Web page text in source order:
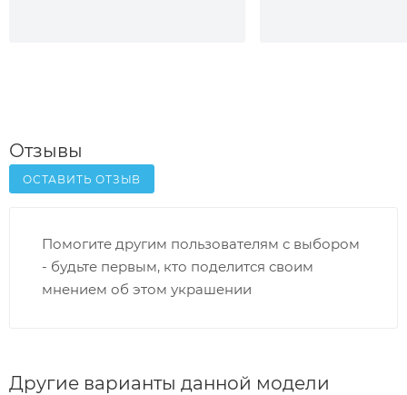
Отзывы
ОСТАВИТЬ ОТЗЫВ
Помогите другим пользователям с выбором
- будьте первым, кто поделится своим
мнением об этом украшении
Другие варианты данной модели